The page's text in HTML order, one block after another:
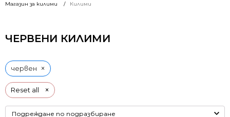
Магазин за килими Килими
ЧЕРВЕНИ КИЛИМИ
Reset all ×
червен ×